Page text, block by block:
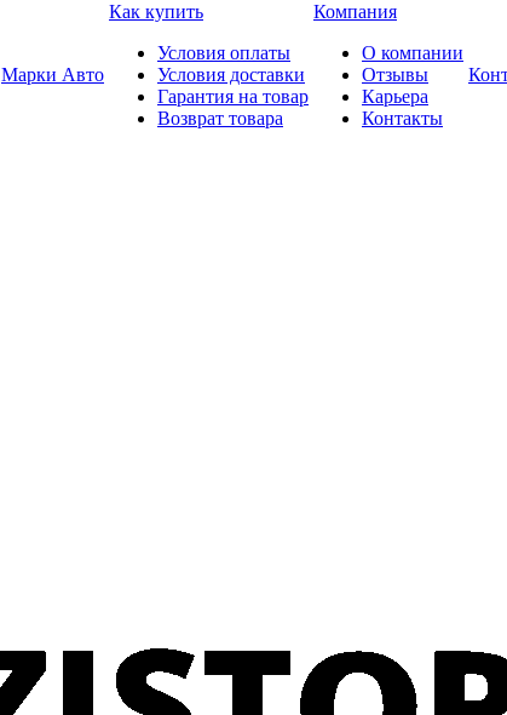
Марки Авто
Как купить
Условия оплаты
Условия доставки
Гарантия на товар
Возврат товара
Компания
О компании
Отзывы
Карьера
Контакты